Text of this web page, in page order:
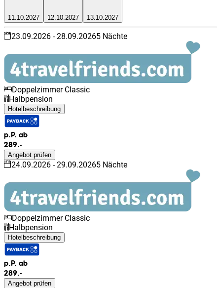
11.10.2027 12.10.2027 13.10.2027
23.09.2026 -28.09.20265 Nächte
Doppelzimmer Classic
Halbpension
Hotelbeschreibung
p.P. ab
289.-
Angebot prüfen
24.09.2026 -29.09.20265 Nächte
Doppelzimmer Classic
Halbpension
Hotelbeschreibung
p.P. ab
289.-
Angebot prüfen